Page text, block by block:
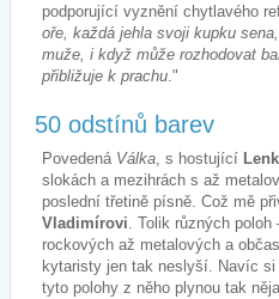
podporující vyznění chytlavého
oře, každá jehla svoji kupku
muže, i když může rozhodovat
přibližuje k prachu."
50 odstínů barev
Povedená Válka, s hostující
slokách a mezihrách s až
poslední třetině písně. Což mě
Vladimírovi. Tolik různých
rockových až metalových a
kytaristy jen tak neslyší. Navíc
tyto polohy z něho plynou tak